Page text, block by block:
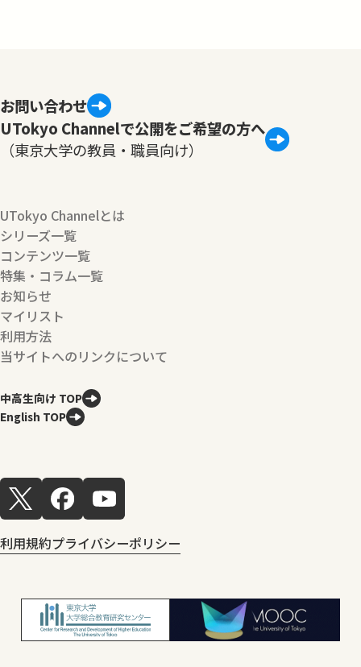
お問い合わせ
UTokyo Channelで公開をご希望の方へ
（東京大学の教員・職員向け）
UTokyo Channelとは
シリーズ一覧
コンテンツ一覧
特集・コラム一覧
お知らせ
マイリスト
利用方法
当サイトへのリンクについて
中高生向け TOP
English TOP
利用規約プライバシーポリシー